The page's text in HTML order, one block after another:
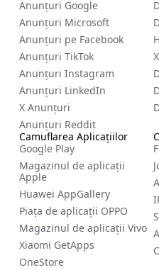
Anunțuri Google
Anunțuri Microsoft
Anunțuri pe Facebook
Anunțuri TikTok
Anunțuri Instagram
Anunțuri LinkedIn
X Anunțuri
Anunțuri Reddit
Camuflarea Aplicațiilor
Google Play
Magazinul de aplicații
Apple
Huawei AppGallery
Piața de aplicații OPPO
Magazinul de aplicații Vivo
Xiaomi GetApps
OneStore